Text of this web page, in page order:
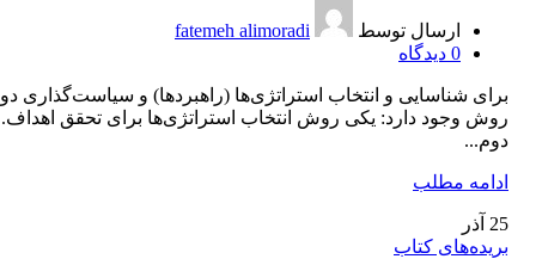
ارسال توسط
fatemeh alimoradi
0 دیدگاه
برای شناسایی و انتخاب استراتژی‌ها (راهبردها) و سیاست‌گذاری دو
روش وجود دارد: یکی روش انتخاب استراتژی‌ها برای تحقق اهداف.
دوم...
ادامه مطلب
25 آذر
بریده‌های کتاب